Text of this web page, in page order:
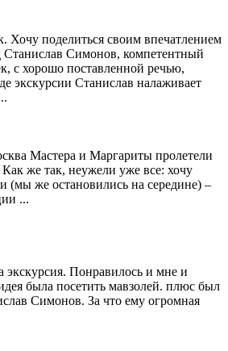
Хочу поделиться своим впечатлением
Симонов, компетентный
с хорошо поставленной речью,
экскурсии Станислав налаживает
Мастера и Маргариты пролетели
же так, неужели уже все: хочу
(мы же остановились на середине) –
...
экскурсия. Понравилось и мне и
была посетить мавзолей. плюс был
Симонов. За что ему огромная